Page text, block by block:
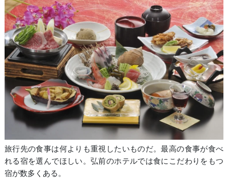
旅行先の食事は何よりも重視したいものだ。最高の食事が食べ
れる宿を選んでほしい。弘前のホテルでは食にこだわりをもつ
宿が数多くある。